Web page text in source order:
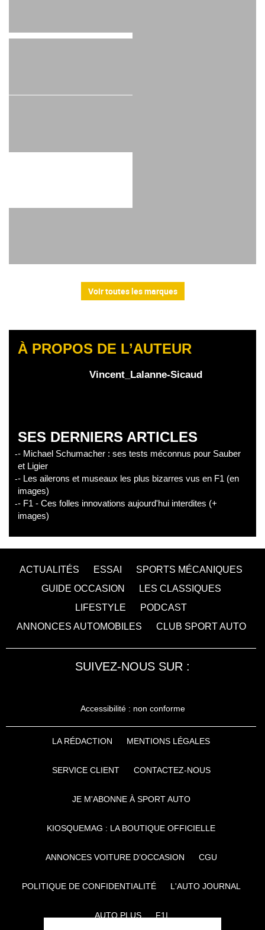
Voir toutes les marques
À PROPOS DE L’AUTEUR
Vincent_Lalanne-Sicaud
SES DERNIERS ARTICLES
- Michael Schumacher : ses tests méconnus pour Sauber
et Ligier
- Les ailerons et museaux les plus bizarres vus en F1 (en
images)
- F1 - Ces folles innovations aujourd'hui interdites (+
images)
ACTUALITÉS ESSAI
SPORTS MÉCANIQUES
GUIDE OCCASION
LES CLASSIQUES
LIFESTYLE
PODCAST
ANNONCES AUTOMOBILES
CLUB SPORT AUTO
SUIVEZ-NOUS SUR :
Accessibilité : non conforme
LA RÉDACTION MENTIONS LÉGALES
SERVICE CLIENT CONTACTEZ-NOUS
JE M'ABONNE À SPORT AUTO
KIOSQUEMAG : LA BOUTIQUE OFFICIELLE
ANNONCES VOITURE D’OCCASION CGU
POLITIQUE DE CONFIDENTIALITÉ L'AUTO JOURNAL
AUTO PLUS F1I